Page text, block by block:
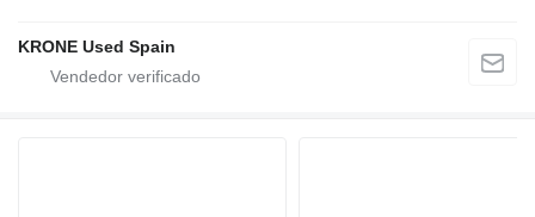
KRONE Used Spain